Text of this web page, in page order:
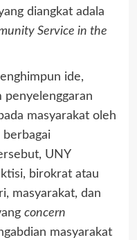
diangkat adala
Service in the
ide,
penyelenggaran
masyarakat oleh
berbagai
UNY
birokrat atau
masyarakat, dan
concern
masyarakat